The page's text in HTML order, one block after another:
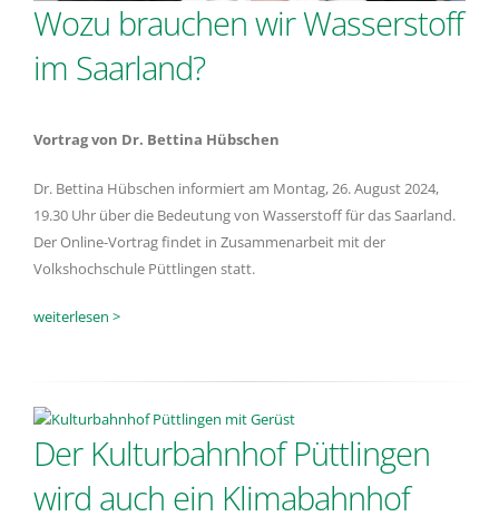
Wozu brauchen wir Wasserstoff
im Saarland?
Vortrag von Dr. Bettina Hübschen
Dr. Bettina Hübschen informiert am Montag, 26. August 2024,
19.30 Uhr über die Bedeutung von Wasserstoff für das Saarland.
Der Online-Vortrag findet in Zusammenarbeit mit der
Volkshochschule Püttlingen statt.
weiterlesen >
Der Kulturbahnhof Püttlingen
wird auch ein Klimabahnhof